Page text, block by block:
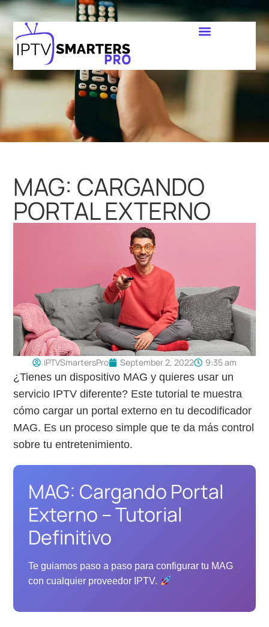
MAG: CARGANDO
PORTAL EXTERNO
IPTVSmartersPro September 2, 2022 9:35 am
¿Tienes un dispositivo MAG y quieres usar un
servicio IPTV diferente? Este tutorial te muestra
cómo cargar un portal externo en tu decodificador
MAG. Es un proceso simple que te da más control
sobre tu entretenimiento.
MAG: Cargando Portal
Externo – Tutorial
Definitivo
Te guiamos paso a paso para configurar tu MAG
con cualquier proveedor IPTV.